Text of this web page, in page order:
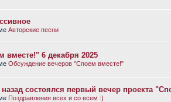
Авторские песни
вместе!" 6 декабря 2025
Обсуждение вечеров "Споем вместе!"
назад состоялся первый вечер проекта
Поздравления всех и со всем :)